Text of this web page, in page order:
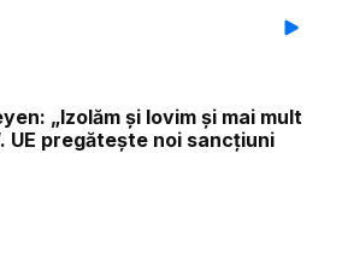
„Izolăm și lovim și mai mult
UE pregătește noi sancțiuni